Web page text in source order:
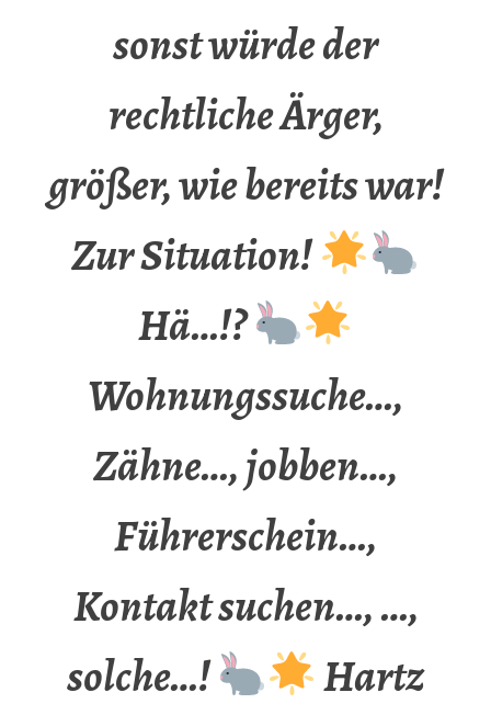
sonst würde der
rechtliche Ärger,
größer, wie bereits war!
Zur Situation!
Hä…!?
Wohnungssuche…,
Zähne…, jobben…,
Führerschein…,
Kontakt suchen…, …,
solche…!
Hartz